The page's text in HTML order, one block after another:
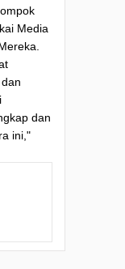
Media
dan
ini,"